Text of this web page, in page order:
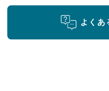
よくあ